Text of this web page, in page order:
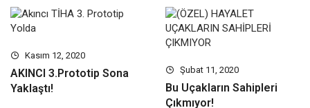
Kasım 12, 2020
AKINCI 3.Prototip Sona
Yaklaştı!
Şubat 11, 2020
Bu Uçakların Sahipleri
Çıkmıyor!